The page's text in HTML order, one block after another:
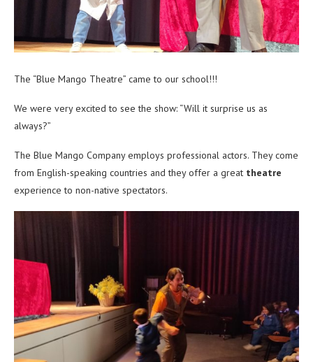
The “Blue Mango Theatre” came to our school!!!
We were very excited to see the show: “Will it surprise us as
always?”
The Blue Mango Company employs professional actors. They come
from English-speaking countries and they offer a great theatre
experience to non-native spectators.